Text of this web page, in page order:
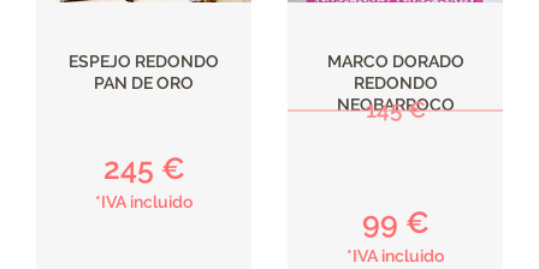
ESPEJO REDONDO
PAN DE ORO
245 €
*IVA incluido
MARCO DORADO
REDONDO
NEOBARROCO
145 €
99 €
*IVA incluido